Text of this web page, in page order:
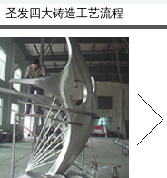
圣发四大铸造工艺流程